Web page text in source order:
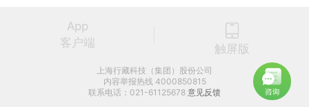
App
客户端
触屏版
上海行藏科技（集团）股份公司
内容举报热线 4000850815
联系电话：021-61125678 意见反馈